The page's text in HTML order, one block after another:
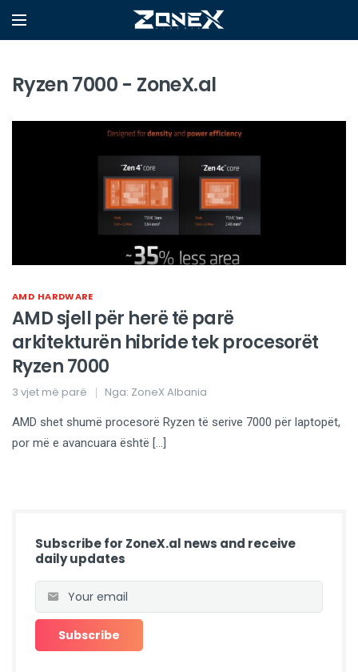
Ryzen 7000 - ZoneX.al
AMD HARDWARE
AMD sjell për herë të parë
arkitekturën hibride tek procesorët
Ryzen 7000
3 vjet më parë Nga: ZoneX Albania
AMD shet shumë procesorë Ryzen të serive 7000 për laptopët,
por më e avancuara është […]
Subscribe for ZoneX.al news and receive
daily updates